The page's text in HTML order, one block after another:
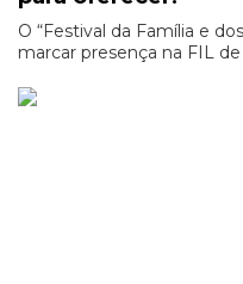
O “Festival da Família e
marcar presença na FIL